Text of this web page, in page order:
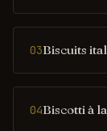
03Biscuits
04Biscotti à